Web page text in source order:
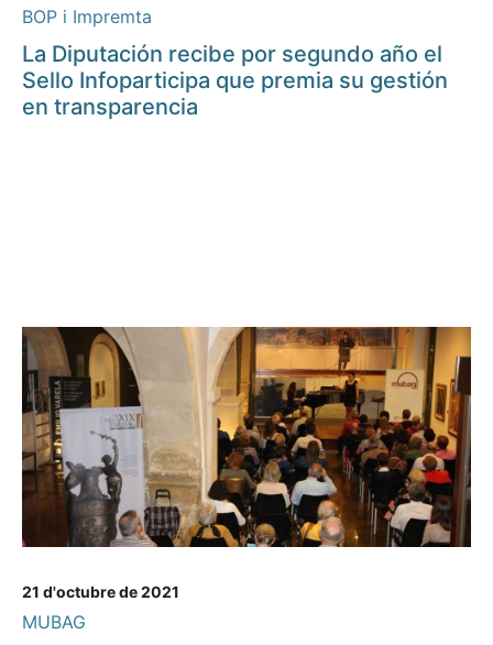
BOP i Impremta
La Diputación recibe por segundo año el
Sello Infoparticipa que premia su gestión
en transparencia
21 d'octubre de 2021
MUBAG